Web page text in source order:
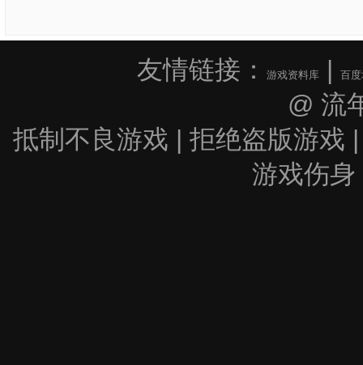
友情链接： 游戏资料库| 百
@ 流
抵制不良游戏 | 拒绝盗版游戏
游戏伤